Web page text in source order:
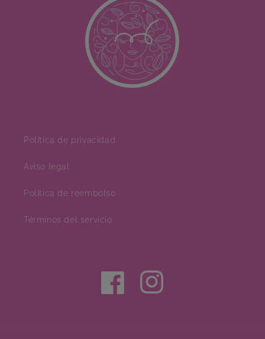
Política de privacidad
Aviso legal
Política de reembolso
Términos del servicio
FacebookInstagram